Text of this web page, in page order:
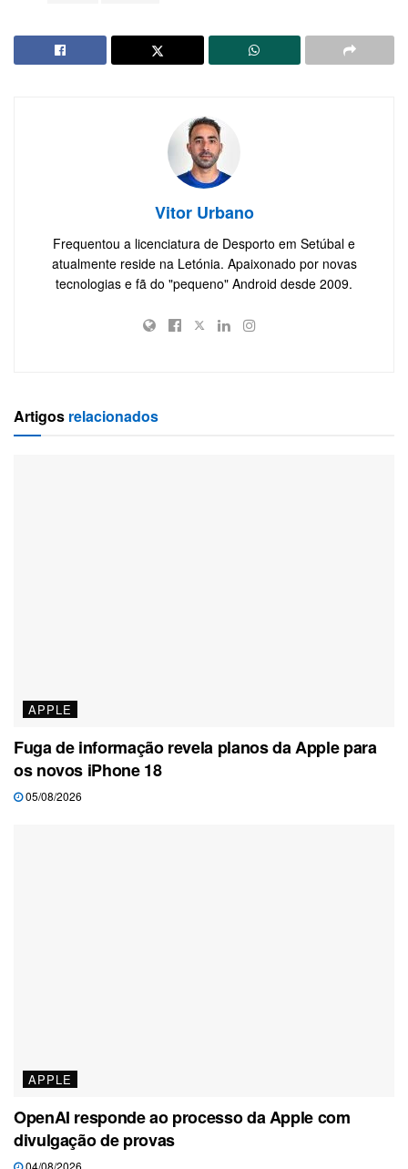
Vitor Urbano
Frequentou a licenciatura de Desporto em Setúbal e
atualmente reside na Letónia. Apaixonado por novas
tecnologias e fã do "pequeno" Android desde 2009.
Artigos relacionados
APPLE
Fuga de informação revela planos da Apple para
os novos iPhone 18
05/08/2026
APPLE
OpenAI responde ao processo da Apple com
divulgação de provas
04/08/2026